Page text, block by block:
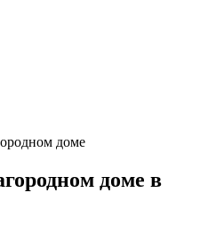
доме
доме в